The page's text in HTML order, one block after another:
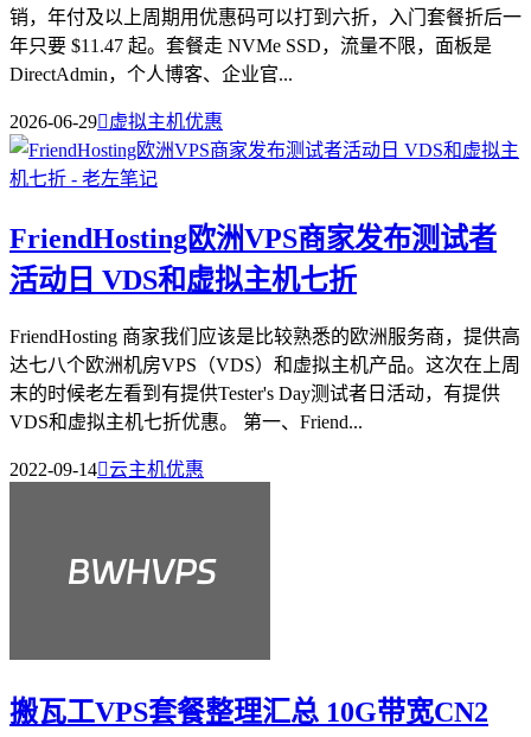
销，年付及以上周期用优惠码可以打到六折，入门套餐折后一
年只要 $11.47 起。套餐走 NVMe SSD，流量不限，面板是
DirectAdmin，个人博客、企业官...
2026-06-29虚拟主机优惠
FriendHosting欧洲VPS商家发布测试者
活动日 VDS和虚拟主机七折
FriendHosting 商家我们应该是比较熟悉的欧洲服务商，提供高
达七八个欧洲机房VPS（VDS）和虚拟主机产品。这次在上周
末的时候老左看到有提供Tester's Day测试者日活动，有提供
VDS和虚拟主机七折优惠。 第一、Friend...
2022-09-14云主机优惠
搬瓦工VPS套餐整理汇总 10G带宽CN2